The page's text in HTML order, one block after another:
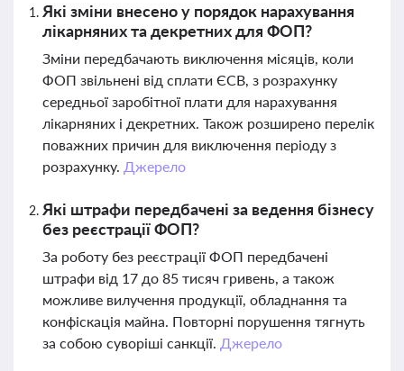
Які зміни внесено у порядок нарахування
лікарняних та декретних для ФОП?
Зміни передбачають виключення місяців, коли
ФОП звільнені від сплати ЄСВ, з розрахунку
середньої заробітної плати для нарахування
лікарняних і декретних. Також розширено перелік
поважних причин для виключення періоду з
розрахунку. Джерело
Які штрафи передбачені за ведення бізнесу
без реєстрації ФОП?
За роботу без реєстрації ФОП передбачені
штрафи від 17 до 85 тисяч гривень, а також
можливе вилучення продукції, обладнання та
конфіскація майна. Повторні порушення тягнуть
за собою суворіші санкції. Джерело